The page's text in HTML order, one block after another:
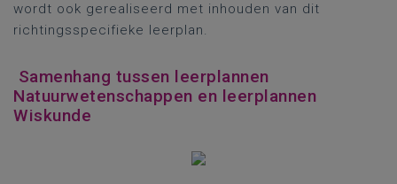
wordt ook gerealiseerd met inhouden van dit
richtingsspecifieke leerplan.
Samenhang tussen leerplannen
Natuurwetenschappen en leerplannen
Wiskunde